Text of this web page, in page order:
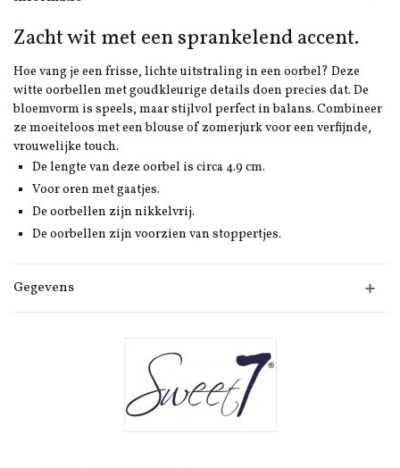
Zacht wit met een sprankelend accent.
Hoe vang je een frisse, lichte uitstraling in een oorbel? Deze
witte oorbellen met goudkleurige details doen precies dat. De
bloemvorm is speels, maar stijlvol perfect in balans. Combineer
ze moeiteloos met een blouse of zomerjurk voor een verfijnde,
vrouwelijke touch.
De lengte van deze oorbel is circa 4.9 cm.
Voor oren met gaatjes.
De oorbellen zijn nikkelvrij.
De oorbellen zijn voorzien van stoppertjes.
Gegevens